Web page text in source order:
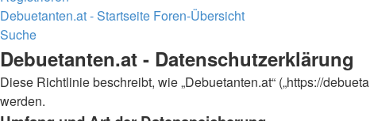
Debuetanten.at - Startseite Foren-Übersicht
Suche
Debuetanten.at - Datenschutzerklärung
Diese Richtlinie beschreibt, wie „Debuetanten.at“ („https://
werden.